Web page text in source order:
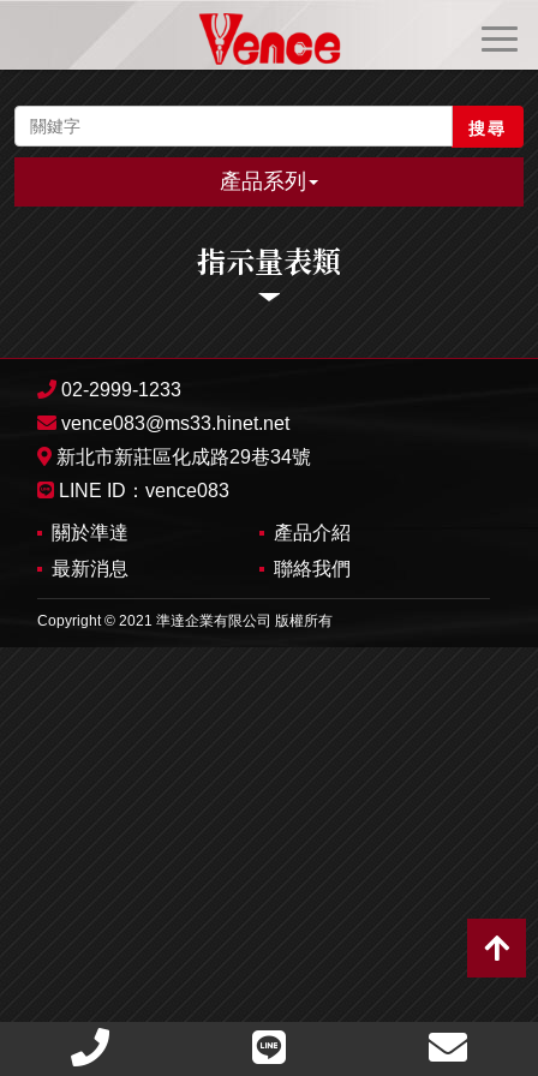
搜尋
產品系列
指示量表類
02-2999-1233
vence083@ms33.hinet.net
新北市新莊區化成路29巷34號
LINE ID： vence083
關於準達
產品介紹
最新消息
聯絡我們
Copyright © 2021 準達企業有限公司 版權所有